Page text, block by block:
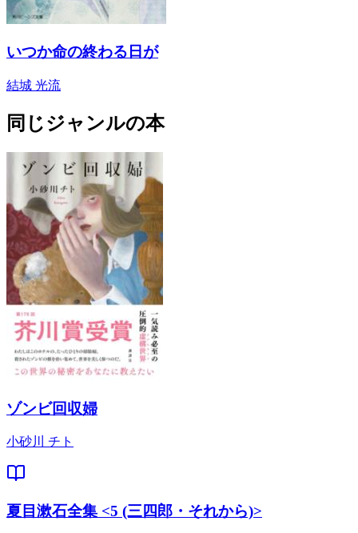
いつか命の終わる日が
結城 光流
同じジャンルの本
ゾンビ回収婦
小砂川 チト
夏目漱石全集 <5 (三四郎・それから)>